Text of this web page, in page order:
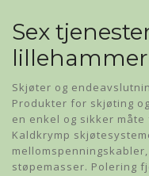
Sex
lillehammer
Skjøter og
Produkter for skjøting
en enkel og sikker måte
Kaldkrymp
støpemasser. Polering